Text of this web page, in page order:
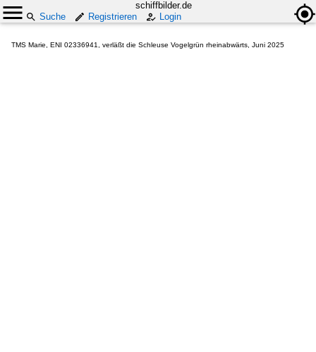
schiffbilder.de
Suche
Registrieren Login
TMS Marie, ENI 02336941, verläßt die Schleuse Vogelgrün rheinabwärts, Juni 2025